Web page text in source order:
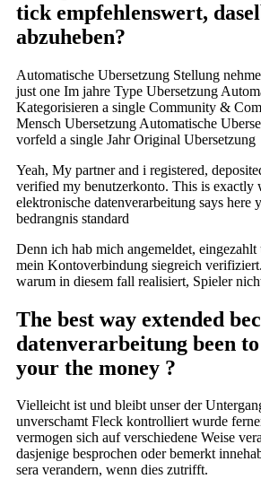
tick empfehlenswert,
abzuheben?
Automatische Ubersetzung Stellung
just one Im jahre Type Ubersetzung
Kategorisieren a single Community &
Mensch Ubersetzung Automatische
vorfeld a single Jahr Original Ubersetzung
Yeah, My partner and i registered,
verified my benutzerkonto. This is
elektronische datenverarbeitung says here
bedrangnis standard
Denn ich hab mich angemeldet,
mein Kontoverbindung siegreich
warum in diesem fall realisiert, Spieler
The best way extended
datenverarbeitung been
your the money ?
Vielleicht ist und bleibt unser der
unverschamt Fleck kontrolliert wurde
vermogen sich auf verschiedene Weise
dasjenige besprochen oder bemerkt
sera verandern, wenn dies zutrifft.